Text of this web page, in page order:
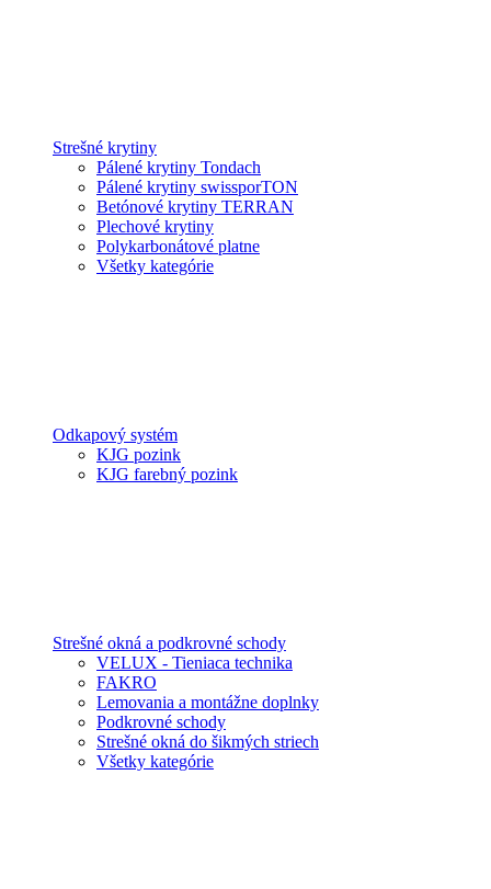
Strešné krytiny
Pálené krytiny Tondach
Pálené krytiny swissporTON
Betónové krytiny TERRAN
Plechové krytiny
Polykarbonátové platne
Všetky kategórie
Odkapový systém
KJG pozink
KJG farebný pozink
Strešné okná a podkrovné schody
VELUX - Tieniaca technika
FAKRO
Lemovania a montážne doplnky
Podkrovné schody
Strešné okná do šikmých striech
Všetky kategórie